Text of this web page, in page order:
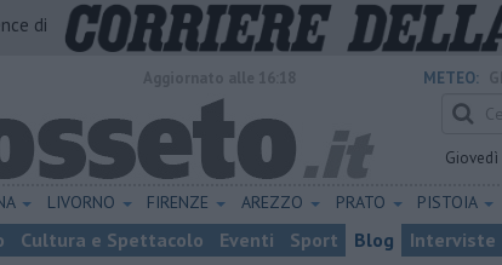
di
METEO:
Giovedì
LIVORNO FIRENZE AREZZO PRATO PISTOIA
Cultura e Spettacolo Eventi Sport Blog Interviste